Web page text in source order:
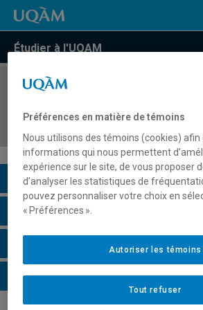
Étudier à l'UQAM
COURS//
et financières
Description du cours
Horaire - Été 2026
Horaire - Automne 2026
Horaire - Hiver 2027
Préférences en matière de témoins
Nous utilisons des témoins (cookies) afin
informations qui nous permettent
expérience sur le site, de vous proposer
d’analyser les statistiques de
pouvez personnaliser votre choix en
« Préférences ».
Tout refuser
Autoriser les témoins